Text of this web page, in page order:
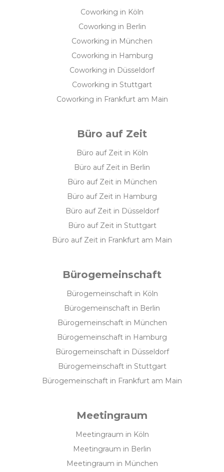
Coworking in Köln
Coworking in Berlin
Coworking in München
Coworking in Hamburg
Coworking in Düsseldorf
Coworking in Stuttgart
Coworking in Frankfurt am Main
Büro auf Zeit
Büro auf Zeit in Köln
Büro auf Zeit in Berlin
Büro auf Zeit in München
Büro auf Zeit in Hamburg
Büro auf Zeit in Düsseldorf
Büro auf Zeit in Stuttgart
Büro auf Zeit in Frankfurt am Main
Bürogemeinschaft
Bürogemeinschaft in Köln
Bürogemeinschaft in Berlin
Bürogemeinschaft in München
Bürogemeinschaft in Hamburg
Bürogemeinschaft in Düsseldorf
Bürogemeinschaft in Stuttgart
Bürogemeinschaft in Frankfurt am Main
Meetingraum
Meetingraum in Köln
Meetingraum in Berlin
Meetingraum in München